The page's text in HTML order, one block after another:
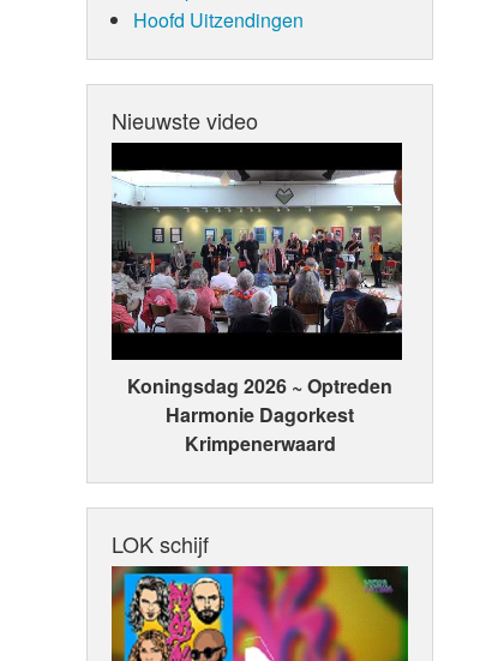
Hoofd Uitzendingen
Nieuwste video
Koningsdag 2026 ~ Optreden
Harmonie Dagorkest
Krimpenerwaard
LOK schijf